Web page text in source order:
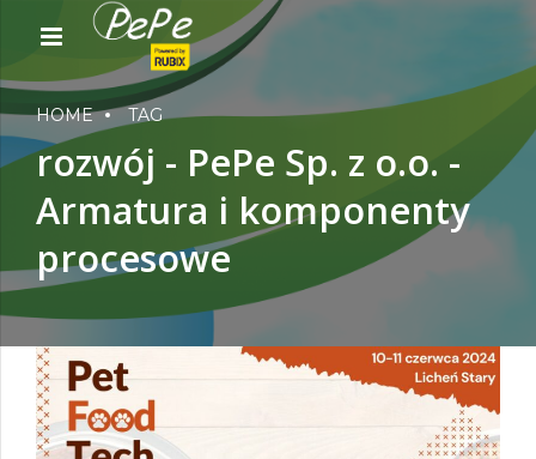
HOME TAG
rozwój - PePe Sp. z o.o. -
Armatura i komponenty
procesowe